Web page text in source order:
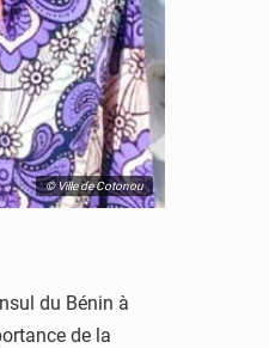
© Ville de Cotonou
du Bénin à
de la